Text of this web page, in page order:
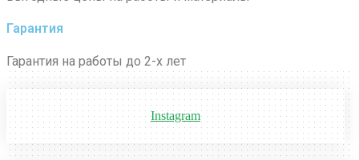
Гарантия
Гарантия на работы до 2-х лет
Instagram